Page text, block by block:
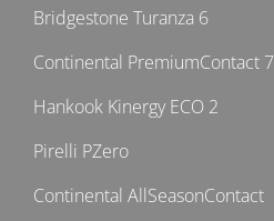
Bridgestone Turanza 6
Continental PremiumContact 7
Hankook Kinergy ECO 2
Pirelli PZero
Continental AllSeasonContact